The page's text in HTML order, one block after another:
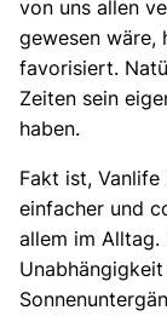
von uns allen
gewesen wäre,
favorisiert.
Zeiten sein
haben.
Fakt ist,
einfacher und
allem im Alltag.